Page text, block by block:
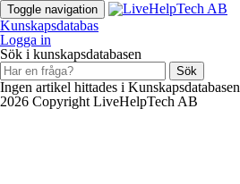
Toggle navigation
Kunskapsdatabas
Logga in
Sök i kunskapsdatabasen
Sök
Ingen artikel hittades i Kunskapsdatabasen
2026 Copyright LiveHelpTech AB